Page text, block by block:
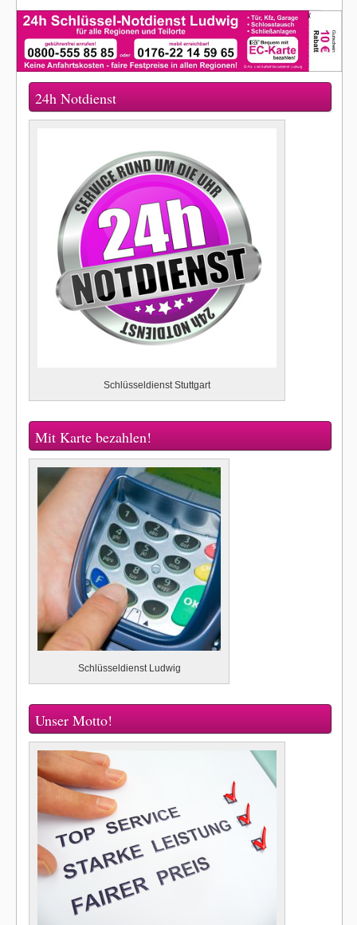
24h Notdienst
Schlüsseldienst Stuttgart
Mit Karte bezahlen!
Schlüsseldienst Ludwig
Unser Motto!